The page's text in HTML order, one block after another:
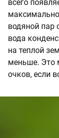
всего
водяной пар
вода
на теплой
меньше. Это
очков, если